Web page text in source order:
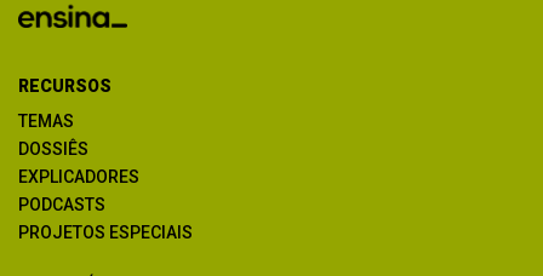
RECURSOS
TEMAS
DOSSIÊS
EXPLICADORES
PODCASTS
PROJETOS ESPECIAIS